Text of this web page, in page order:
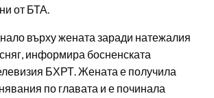
от БТА.
върху жената заради натежалия
информира босненската
БХРТ. Жената е получила
по главата и е починала